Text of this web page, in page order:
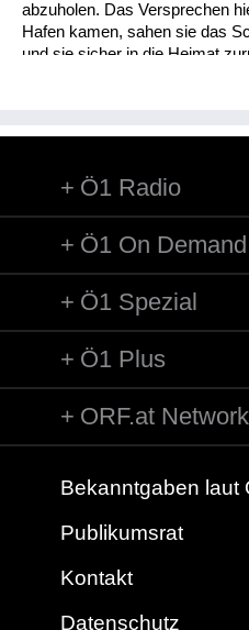
abzuholen. Das Versprechen
Hafen kamen, sahen sie das
und sie sicher in die Heimat
Zurückgelassen nach
mein Papa und sei...
Ö1 Radio
Ö1 On Demand
Ö1 Spezial
Ö1 Plus
ORF.at Network
Bekanntgaben laut
Publikumsrat
Kontakt
Datenschutz